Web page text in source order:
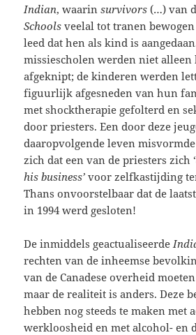
Indian, waarinsurvivors (…) van
Schools veelal tot tranen
leed dat hen als kind is
missiescholen werden niet alleen
afgeknipt; de kinderen werden
figuurlijk afgesneden van hun
met shocktherapie gefolterd en
door priesters. Een door deze
daaropvolgende leven
zich dat een van de priesters zich ‘
his business’ voor zelfkastijding
Thans onvoorstelbaar dat de
in 1994 werd gesloten!
De inmiddels geactualiseerde
rechten van de inheemse
van de Canadese overheid
maar de realiteit is anders. Deze
hebben nog steeds te maken met
werkloosheid en met alcohol- en